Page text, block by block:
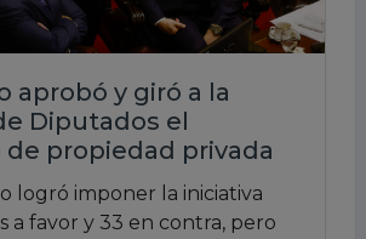
aprobó y giró a la
Diputados el
propiedad privada
logró imponer la iniciativa
a favor y 33 en contra, pero